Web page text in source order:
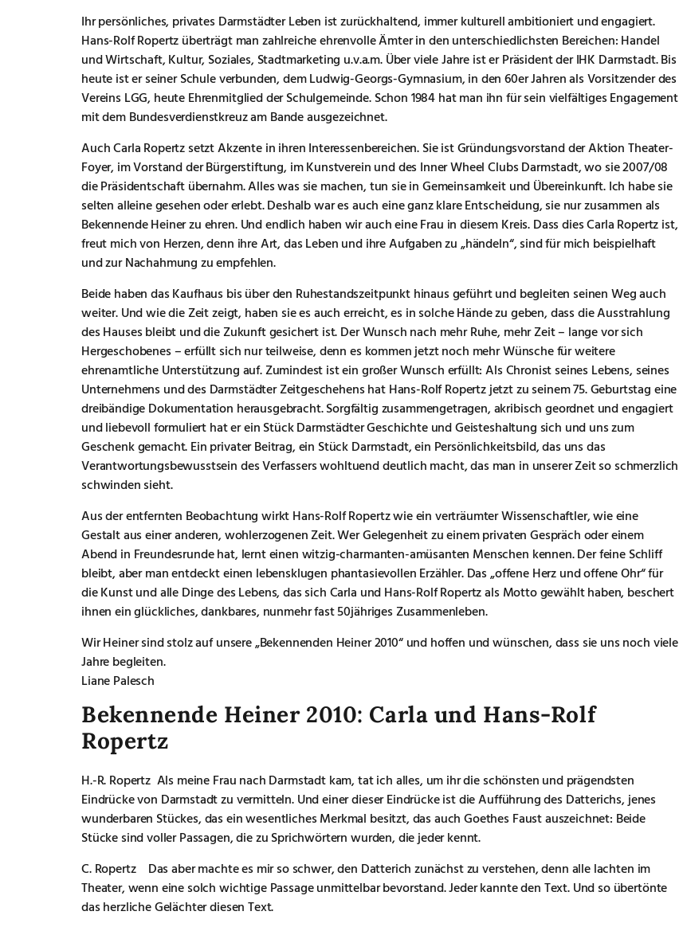
Ihr persönliches, privates Darmstädter Leben ist zurückhaltend, immer kulturell ambitioniert und engagiert.
Hans-Rolf Ropertz überträgt man zahlreiche ehrenvolle Ämter in den unterschiedlichsten Bereichen: Handel
und Wirtschaft, Kultur, Soziales, Stadtmarketing u.v.a.m. Über viele Jahre ist er Präsident der IHK Darmstadt. Bis
heute ist er seiner Schule verbunden, dem Ludwig-Georgs-Gymnasium, in den 60er Jahren als Vorsitzender des
Vereins LGG, heute Ehrenmitglied der Schulgemeinde. Schon 1984 hat man ihn für sein vielfältiges Engagement
mit dem Bundesverdienstkreuz am Bande ausgezeichnet.
Auch Carla Ropertz setzt Akzente in ihren Interessenbereichen. Sie ist Gründungsvorstand der Aktion Theater-
Foyer, im Vorstand der Bürgerstiftung, im Kunstverein und des Inner Wheel Clubs Darmstadt, wo sie 2007/08
die Präsidentschaft übernahm. Alles was sie machen, tun sie in Gemeinsamkeit und Übereinkunft. Ich habe sie
selten alleine gesehen oder erlebt. Deshalb war es auch eine ganz klare Entscheidung, sie nur zusammen als
Bekennende Heiner zu ehren. Und endlich haben wir auch eine Frau in diesem Kreis. Dass dies Carla Ropertz ist,
freut mich von Herzen, denn ihre Art, das Leben und ihre Aufgaben zu „händeln“, sind für mich beispielhaft
und zur Nachahmung zu empfehlen.
Beide haben das Kaufhaus bis über den Ruhestandszeitpunkt hinaus geführt und begleiten seinen Weg auch
weiter. Und wie die Zeit zeigt, haben sie es auch erreicht, es in solche Hände zu geben, dass die Ausstrahlung
des Hauses bleibt und die Zukunft gesichert ist. Der Wunsch nach mehr Ruhe, mehr Zeit – lange vor sich
Hergeschobenes – erfüllt sich nur teilweise, denn es kommen jetzt noch mehr Wünsche für weitere
ehrenamtliche Unterstützung auf. Zumindest ist ein großer Wunsch erfüllt: Als Chronist seines Lebens, seines
Unternehmens und des Darmstädter Zeitgeschehens hat Hans-Rolf Ropertz jetzt zu seinem 75. Geburtstag eine
dreibändige Dokumentation herausgebracht. Sorgfältig zusammengetragen, akribisch geordnet und engagiert
und liebevoll formuliert hat er ein Stück Darmstädter Geschichte und Geisteshaltung sich und uns zum
Geschenk gemacht. Ein privater Beitrag, ein Stück Darmstadt, ein Persönlichkeitsbild, das uns das
Verantwortungsbewusstsein des Verfassers wohltuend deutlich macht, das man in unserer Zeit so schmerzlich
schwinden sieht.
Aus der entfernten Beobachtung wirkt Hans-Rolf Ropertz wie ein verträumter Wissenschaftler, wie eine
Gestalt aus einer anderen, wohlerzogenen Zeit. Wer Gelegenheit zu einem privaten Gespräch oder einem
Abend in Freundesrunde hat, lernt einen witzig-charmanten-amüsanten Menschen kennen. Der feine Schliff
bleibt, aber man entdeckt einen lebensklugen phantasievollen Erzähler. Das „offene Herz und offene Ohr“ für
die Kunst und alle Dinge des Lebens, das sich Carla und Hans-Rolf Ropertz als Motto gewählt haben, beschert
ihnen ein glückliches, dankbares, nunmehr fast 50jähriges Zusammenleben.
Wir Heiner sind stolz auf unsere „Bekennenden Heiner 2010“ und hoffen und wünschen, dass sie uns noch viele
Jahre begleiten.
Liane Palesch
Bekennende Heiner 2010: Carla und Hans-Rolf
Ropertz
H.-R. Ropertz Als meine Frau nach Darmstadt kam, tat ich alles, um ihr die schönsten und prägendsten
Eindrücke von Darmstadt zu vermitteln. Und einer dieser Eindrücke ist die Aufführung des Datterichs, jenes
wunderbaren Stückes, das ein wesentliches Merkmal besitzt, das auch Goethes Faust auszeichnet: Beide
Stücke sind voller Passagen, die zu Sprichwörtern wurden, die jeder kennt.
C. Ropertz Das aber machte es mir so schwer, den Datterich zunächst zu verstehen, denn alle lachten im
Theater, wenn eine solch wichtige Passage unmittelbar bevorstand. Jeder kannte den Text. Und so übertönte
das herzliche Gelächter diesen Text.